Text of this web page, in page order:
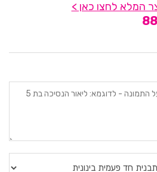
המלא לחצו כאן >